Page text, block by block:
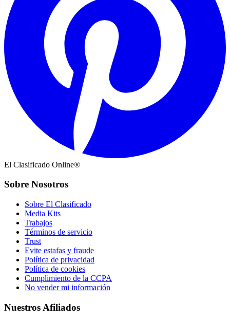
El Clasificado Online®
Sobre Nosotros
Sobre El Clasificado
Media Kits
Trabajos
Términos de servicio
Trust
Evite estafas y fraude
Política de privacidad
Política de cookies
Cumplimiento de la CCPA
No vender mi información
Nuestros Afiliados